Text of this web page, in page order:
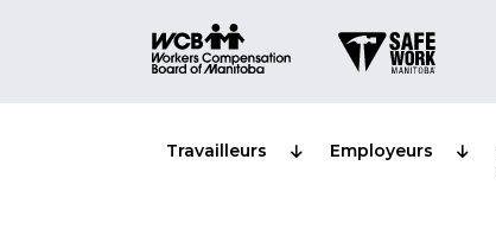
Travailleurs Employeurs